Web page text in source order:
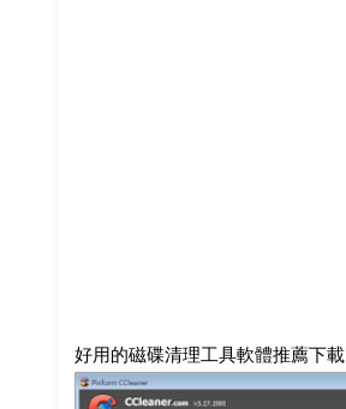
好用的磁碟清理工具軟體推薦下載